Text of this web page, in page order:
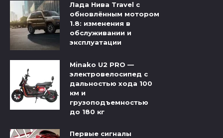
Лада Нива Travel с
обновлённым мотором
1.8: изменения в
обслуживании и
эксплуатации
Minako U2 PRO —
электровелосипед с
дальностью хода 100
км и
грузоподъемностью
до 180 кг
Первые сигналы